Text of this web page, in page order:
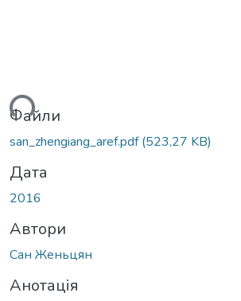
Файли
san_zhengiang_aref.pdf(523,27 KB)
Дата
2016
Автори
Сан Женьцян
Анотація